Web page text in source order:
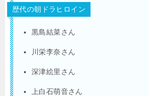
歴代の朝ドラヒロイン
黒島結菜さん
川栄李奈さん
深津絵里さん
上白石萌音さん